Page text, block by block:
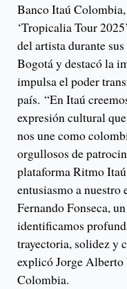
Banco Itaú
‘Tropicalia Tour
del artista durante
Bogotá y destacó la
impulsa el poder
país. “En Itaú
expresión cultural
nos une como
orgullosos de
plataforma Ritmo
entusiasmo a nuestro
Fernando Fonseca,
identificamos
trayectoria, solidez y
explicó Jorge
Colombia.